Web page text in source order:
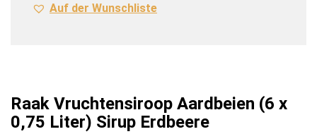
SirupAuf der Wunschliste
Raak Vruchtensiroop Aardbeien (6 x
0,75 Liter) Sirup Erdbeere